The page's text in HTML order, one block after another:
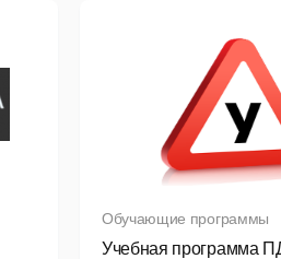
Учебная программа
Обучающие программы